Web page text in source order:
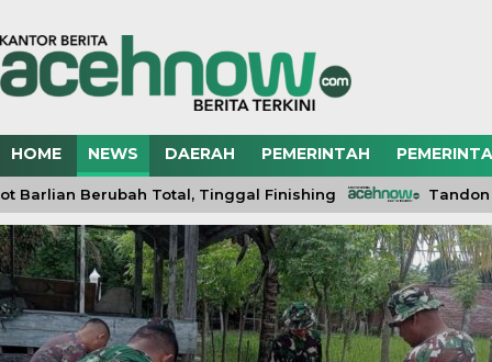
HOME NEWS DAERAH PEMERINTAH
Berubah Total, Tinggal Finishing Tandon